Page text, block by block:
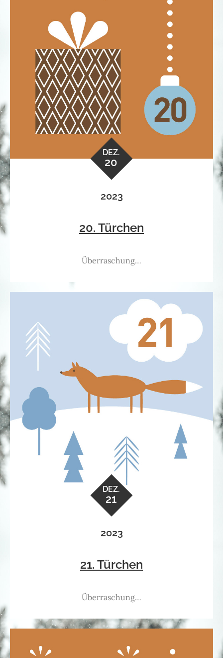
DEZ.
20
2023
20. Türchen
Überraschung…
DEZ.
21
2023
21. Türchen
Überraschung…